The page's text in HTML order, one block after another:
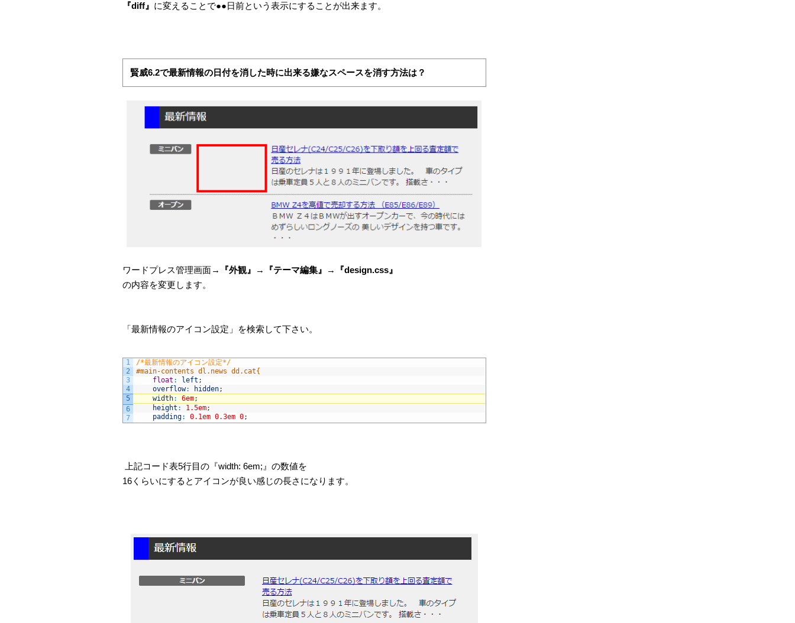
『diff』 に変えることで●●日前という表示にすることが出来ます。
賢威6.2で最新情報の日付を消した時に出来る嫌なスペースを消す方法は？
ワードプレス管理画面→ 『外観』 → 『テーマ編集』 →
『design.css』
の内容を変更します。
「最新情報のアイコン設定」を検索して下さい。
1
2
3
4
5
6
7
/*最新情報のアイコン設定*/
#main-contents dl.news dd.cat{
float : left ;
overflow: hidden;
width: 6em;
height : 1.5em;
padding: 0.1em 0.3em 0;
上記コード表5行目の『width: 6em;』の数値を
16くらいにするとアイコンが良い感じの長さになります。